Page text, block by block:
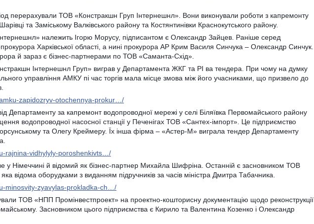
перерахували ТОВ «Констракшн Груп Інтернешнл». Вони виконували роботи з капремонту
та Заміському Валківського району та Костянтинівки Краснокутського району.
належить Ігорю Морусу, підписантом є Олександр Зайцев. Раніше серед
прокурора Харківської області, а нині прокурора АР Крим Василя Синчука – Олександр Синчук.
й зараз є бізнес-партнерами по ТОВ «Саманта-Схід».
Інтернешнл Груп» виграв у Департамента ЖКГ та РІ ва тендера. При чому на думку
управління АМКУ пі час торгів мала місце змова між його учасниками, що призвело до
zapidozryv-otochennya-prokur…/
Департаменту за капремонт водопроводної мережі у селі Біляївка Первомайського району
водопроводної насосної станції у Печенігах ТОВ «Сантех-імпорт». Це підприємство
та Олегу Креймеру. Їх інша фірма – «Астер-М» виграла тендер Департаменту
rajnina-vidhylyly-poroshenkivts…/
у Німеччині й відомий як бізнес-партнер Михайла Шифріна. Останній є засновником ТОВ
відома оборудками з виданням підручників за часів міністра Дмитра Табачника.
minosvity-zyavylas-prokladka-ch…/
ТОВ «НПП Промінвестпроект» на проектно-кошторисну документацію щодо реконструкції
Засновником цього підприємства є Кирило та Валентина Козенко і Олександр